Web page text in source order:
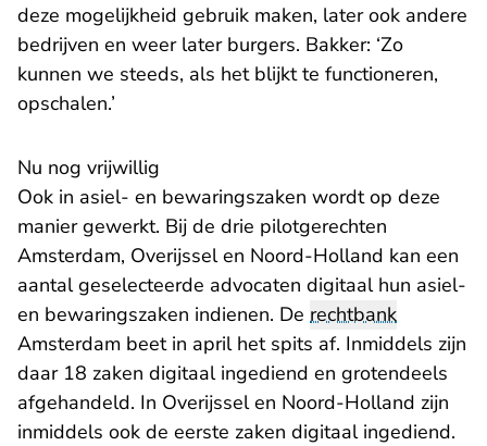
deze mogelijkheid gebruik maken, later ook andere
bedrijven en weer later burgers. Bakker: ‘Zo
kunnen we steeds, als het blijkt te functioneren,
opschalen.’
Nu nog vrijwillig
Ook in asiel- en bewaringszaken wordt op deze
manier gewerkt. Bij de drie pilotgerechten
Amsterdam, Overijssel en Noord-Holland kan een
aantal geselecteerde advocaten digitaal hun asiel-
en bewaringszaken indienen. De rechtbank
Amsterdam beet in april het spits af. Inmiddels zijn
daar 18 zaken digitaal ingediend en grotendeels
afgehandeld. In Overijssel en Noord-Holland zijn
inmiddels ook de eerste zaken digitaal ingediend.